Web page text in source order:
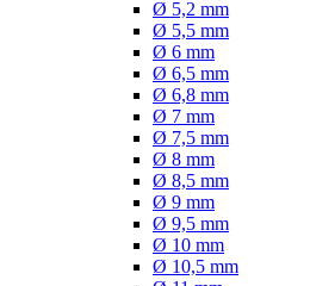
Ø 5,2 mm
Ø 5,5 mm
Ø 6 mm
Ø 6,5 mm
Ø 6,8 mm
Ø 7 mm
Ø 7,5 mm
Ø 8 mm
Ø 8,5 mm
Ø 9 mm
Ø 9,5 mm
Ø 10 mm
Ø 10,5 mm